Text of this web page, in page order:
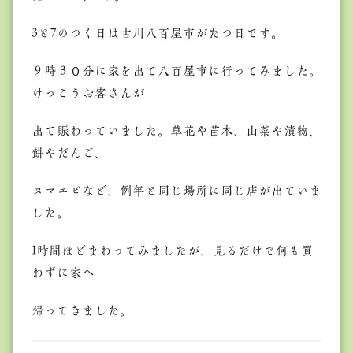
3と7のつく日は古川八百屋市がたつ日です。
９時３０分に家を出て八百屋市に行ってみました。
けっこうお客さんが
出て賑わっていました。草花や苗木、山菜や漬物、
餅やだんご、
ヌマエビなど、例年と同じ場所に同じ店が出ていま
した。
1時間ほどまわってみましたが、見るだけで何も買
わずに家へ
帰ってきました。